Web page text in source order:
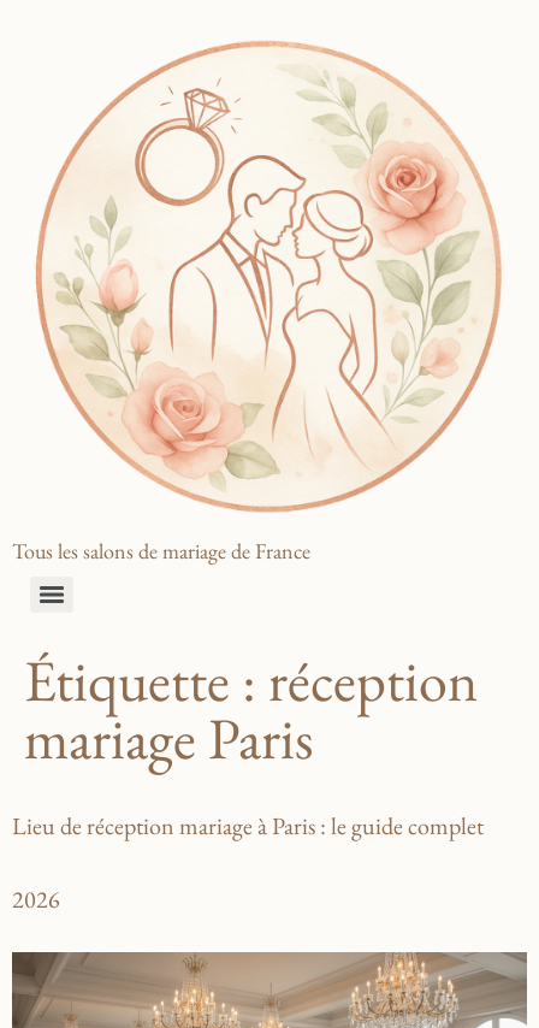
Tous les salons de mariage de France
Étiquette : réception
mariage Paris
Lieu de réception mariage à Paris : le guide complet
2026